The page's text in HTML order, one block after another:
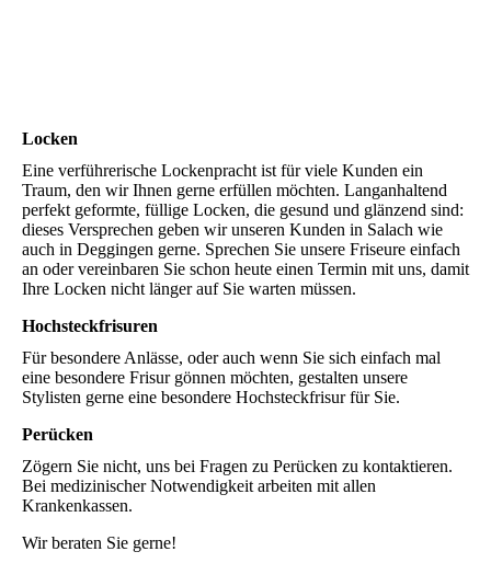
Locken
Eine verführerische Lockenpracht ist für viele Kunden ein
Traum, den wir Ihnen gerne erfüllen möchten. Langanhaltend
perfekt geformte, füllige Locken, die gesund und glänzend sind:
dieses Versprechen geben wir unseren Kunden in Salach wie
auch in Deggingen gerne. Sprechen Sie unsere Friseure einfach
an oder vereinbaren Sie schon heute einen Termin mit uns, damit
Ihre Locken nicht länger auf Sie warten müssen.
Hochsteckfrisuren
Für besondere Anlässe, oder auch wenn Sie sich einfach mal
eine besondere Frisur gönnen möchten, gestalten unsere
Stylisten gerne eine besondere Hochsteckfrisur für Sie.
Perücken
Zögern Sie nicht, uns bei Fragen zu Perücken zu kontaktieren.
Bei medizinischer Notwendigkeit arbeiten mit allen
Krankenkassen.
Wir beraten Sie gerne!